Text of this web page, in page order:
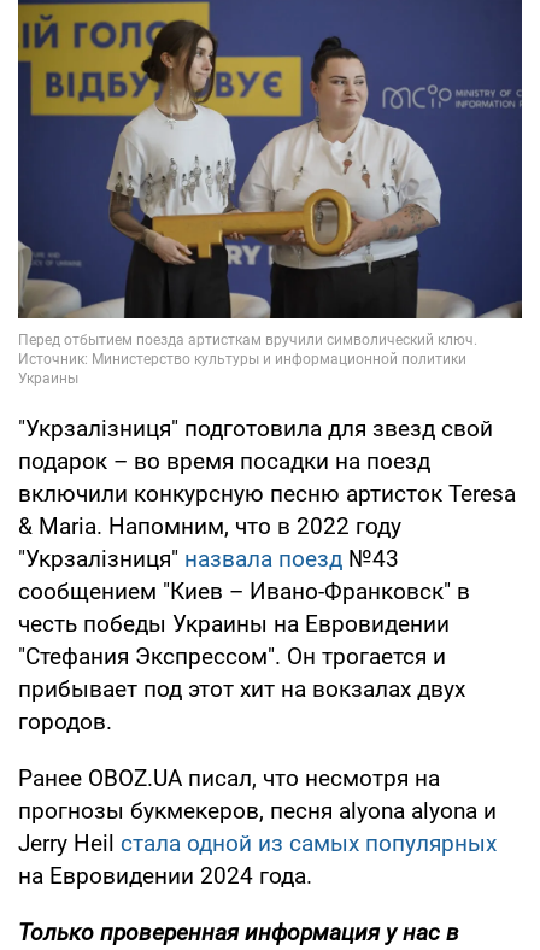
"Укрзалізниця" подготовила для звезд свой
подарок – во время посадки на поезд
включили конкурсную песню артисток Teresa
& Maria. Напомним, что в 2022 году
"Укрзалізниця" назвала поезд №43
сообщением "Киев – Ивано-Франковск" в
честь победы Украины на Евровидении
"Стефания Экспрессом". Он трогается и
прибывает под этот хит на вокзалах двух
городов.
Ранее OBOZ.UA писал, что несмотря на
прогнозы букмекеров, песня alyona alyona и
Jerry Heil стала одной из самых популярных
на Евровидении 2024 года.
Только проверенная информация у нас в